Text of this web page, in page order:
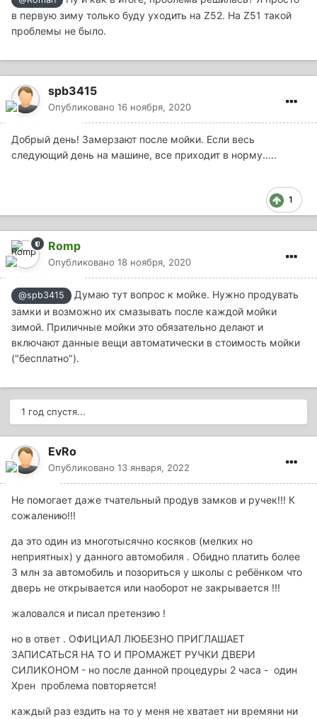
в первую зиму только буду уходить на Z52. На Z51 такой
проблемы не было.
spb3415
Опубликовано 16 ноября, 2020
Добрый день! Замерзают после мойки. Если весь
следующий день на машине, все приходит в норму.....
1
Romp
Опубликовано 18 ноября, 2020
@spb3415
Думаю тут вопрос к мойке. Нужно продувать
замки и возможно их смазывать после каждой мойки
зимой. Приличные мойки это обязательно делают и
включают данные вещи автоматически в стоимость мойки
("бесплатно").
1 год спустя...
EvRo
Опубликовано 13 января, 2022
Не помогает даже тчательный продув замков и ручек!!! К
сожалению!!!
да это один из многотысячно косяков (мелких но
неприятных) у данного автомобиля . Обидно платить более
3 млн за автомобиль и позориться у школы с ребёнком что
дверь не открывается или наоборот не закрывается !!!
жаловался и писал претензию !
но в ответ . ОФИЦИАЛ ЛЮБЕЗНО ПРИГЛАШАЕТ
ЗАПИСАТЬСЯ НА ТО И ПРОМАЖЕТ РУЧКИ ДВЕРИ
СИЛИКОНОМ - но после данной процедуры 2 часа - один
Хрен проблема повторяется!
каждый раз ездить на то у меня не хватает ни времяни ни